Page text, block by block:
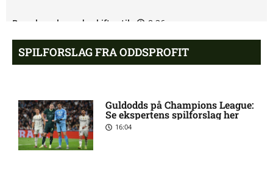
Barcelona-legende skifter til
8:36 pm
Liverpool henter Barcelona-
anfører
SPILFORSLAG FRA ODDSPROFIT
Guldodds på Champions League:
Se ekspertens spilforslag her
16:04